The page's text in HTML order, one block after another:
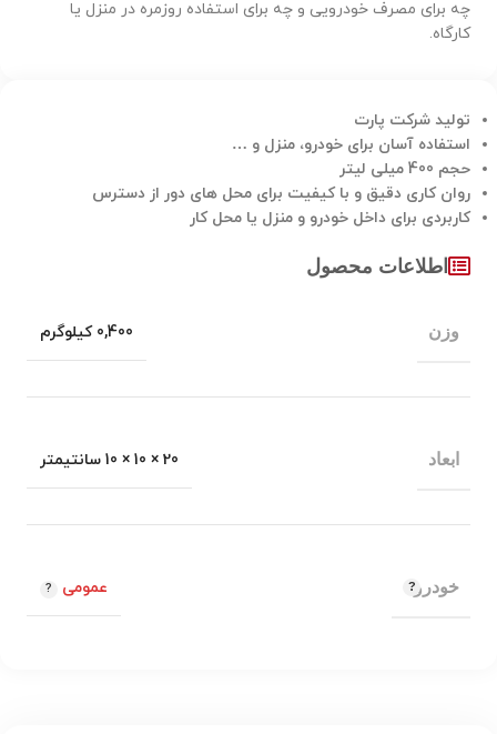
چه برای مصرف خودرویی و چه برای استفاده روزمره در منزل یا
کارگاه.
تولید شرکت پارت
استفاده آسان برای خودرو، منزل و …
حجم 400 میلی لیتر
روان کاری دقیق و با کیفیت برای محل های دور از دسترس
کاربردی برای داخل خودرو و منزل یا محل کار
اطلاعات محصول
وزن 0,400 کیلوگرم
ابعاد 20 × 10 × 10 سانتیمتر
خودرو عمومی